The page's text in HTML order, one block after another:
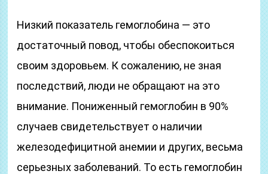
Низкий показатель гемоглобина — это
достаточный повод, чтобы обеспокоиться
своим здоровьем. К сожалению, не зная
последствий, люди не обращают на это
внимание. Пониженный гемоглобин в 90%
случаев свидетельствует о наличии
железодефицитной анемии и других, весьма
серьезных заболеваний. То есть гемоглобин